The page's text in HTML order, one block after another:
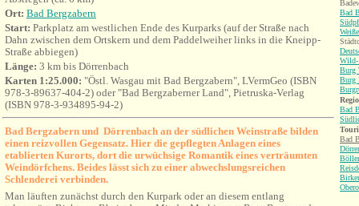
Ort: Bad Bergzabern
Start: Parkplatz am westlichen Ende des Kurparks (auf der Straße nach
Dahn zwischen dem Ortskern und dem Paddelweiher links in die Kneipp-
Straße abbiegen)
Länge: 3 km bis Dörrenbach
Karten 1:25.000: "Östl. Wasgau mit Bad Bergzabern", LVermGeo (ISBN
978-3-89637-404-2) oder "Bad Bergzaberner Land", Pietruska-Verlag
(ISBN 978-3-934895-94-2)
Bad Bergzabern und Dörrenbach an der südlichen Weinstraße bilden
einen reizvollen Gegensatz. Hier die gepflegten Anlagen eines
etablierten Kurorts, dort die urwüchsige Romantik eines verträumten
Weindörfchens. Beides lässt sich zu einer abwechslungsreichen
Schlenderei verbinden.
Man läuften zunächst durch den Kurpark oder an diesem entlang
Bad
Wild-
Burg
Burg
Bad
Bad